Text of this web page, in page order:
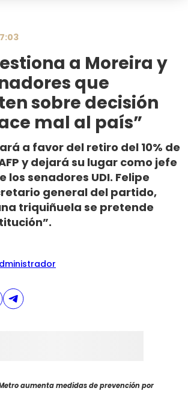
a Moreira y
que
sobre decisión
mal al país”
a favor del retiro del 10% de
y dejará su lugar como jefe
los senadores UDI. Felipe
general del partido,
triquiñuela se pretende
Metro aumenta medidas de prevención por